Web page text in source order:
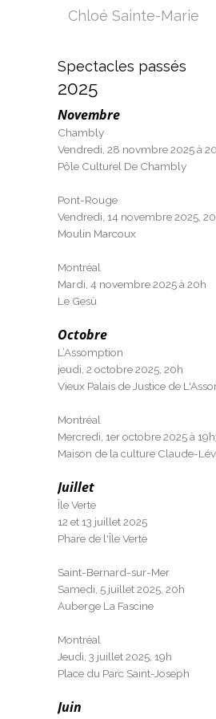
Spectacles passés
2025
Novembre
Chambly
Vendredi, 28 novmbre 2025 à
Pôle Culturel De Chambly
Pont-Rouge
Vendredi, 14 novembre 2025,
Moulin Marcoux
Montréal
Mardi, 4 novembre 2025 à 20h
Le Gesù
Octobre
L’Assomption
jeudi, 2 octobre 2025, 20h
Vieux Palais de Justice de
Montréal
Mercredi, 1er octobre 2025 à
Maison de la culture Claude-
Juillet
Île Verte
12 et 13 juillet 2025
Phare de l'Île Verte
Saint-Bernard-sur-Mer
Samedi, 5 juillet 2025, 20h
Auberge La Fascine
Montréal
Jeudi, 3 juillet 2025, 19h
Place du Parc Saint-Joseph
Juin
Chloé Sainte-Marie